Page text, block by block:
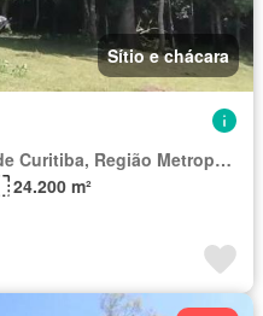
Sítio e chácara
Região Geográfica Imediata de Curitiba, Região Metropolitana de Curitiba
24.200 m²